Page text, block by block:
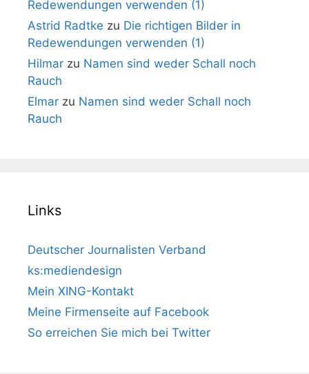
Redewendungen verwenden (1)
Astrid Radtke zu Die richtigen Bilder in
Redewendungen verwenden (1)
Hilmar zu Namen sind weder Schall noch
Rauch
Elmar zu Namen sind weder Schall noch
Rauch
Links
Deutscher Journalisten Verband
ks:mediendesign
Mein XING-Kontakt
Meine Firmenseite auf Facebook
So erreichen Sie mich bei Twitter